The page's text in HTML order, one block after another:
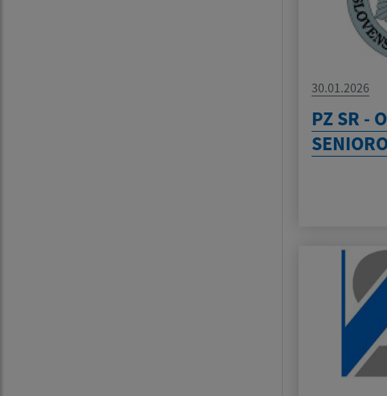
30.01.2026
PZ SR -